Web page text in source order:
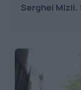
Serghei